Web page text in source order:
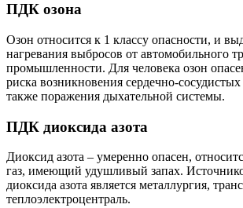
ПДК озона
Озон относится к 1 классу опасности, и
нагревания выбросов от автомобильного
промышленности. Для человека озон
риска возникновения сердечно-сосудистых
также поражения дыхательной системы.
ПДК диоксида азота
Диоксид азота – умеренно опасен,
газ, имеющий удушливый запах.
диоксида азота является металлургия,
теплоэлектроцентраль.